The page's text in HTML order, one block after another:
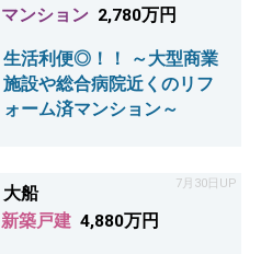
マンション 2,780万円
生活利便◎！！ ～大型商業
施設や総合病院近くのリフ
ォーム済マンション～
7月30日UP
大船
新築戸建 4,880万円